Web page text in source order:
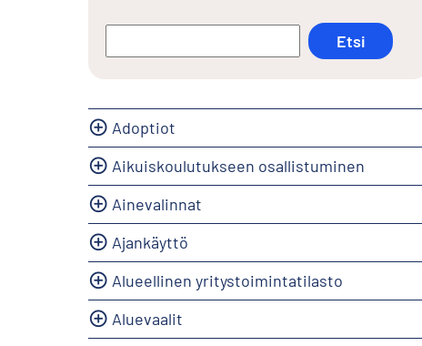
Adoptiot
Aikuiskoulutukseen osallistuminen
Ainevalinnat
Ajankäyttö
Alueellinen yritystoimintatilasto
Aluevaalit